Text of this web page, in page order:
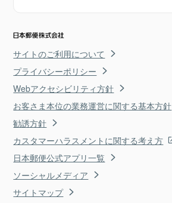
サイトのご利用について
プライバシーポリシー
Webアクセシビリティ方針
お客さま本位の業務運営に関する基本方針
勧誘方針
カスタマーハラスメントに関する考え方
日本郵便公式アプリ一覧
ソーシャルメディア
サイトマップ